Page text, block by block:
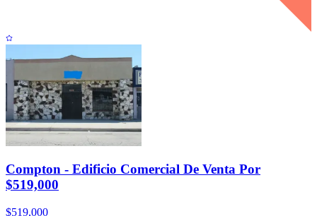
Compton - Edificio Comercial De Venta Por
$519,000
$519,000